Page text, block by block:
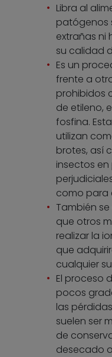
Libra al
patógenos
extrañas ni
su calidad
Es un
frente a
prohibidos
de etileno,
fosfina.
utilizan
brotes, así
insectos
como para
También
que otros
realizar la
que
cualquier
El proceso
pocos
las
suelen ser
de
desecado